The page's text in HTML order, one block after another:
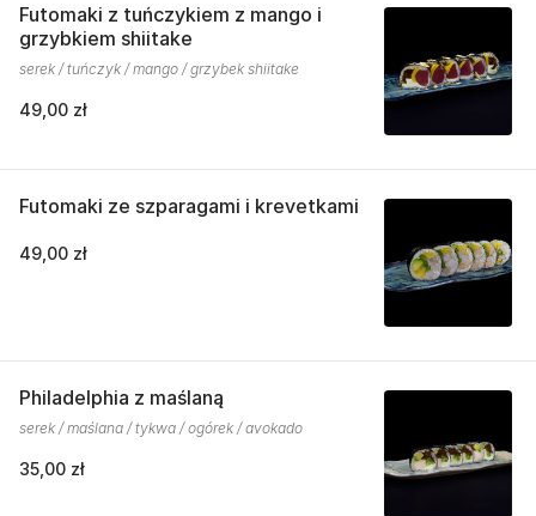
Futomaki z tuńczykiem z mango i
grzybkiem shiitake
serek / tuńczyk / mango / grzybek shiitake
49,00 zł
Futomaki ze szparagami i krevetkami
49,00 zł
Philadelphia z maślaną
serek / maślana / tykwa / ogórek / avokado
35,00 zł